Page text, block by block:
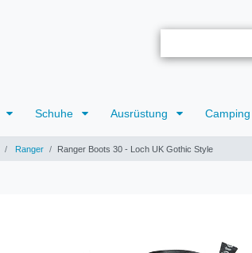
Schuhe Ausrüstung Camping
Ranger Ranger Boots 30 - Loch UK Gothic Style